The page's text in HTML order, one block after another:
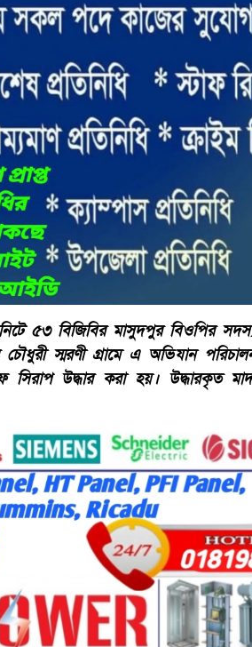
৫৩ বিজিবির মাসুদপুর বিওপির
স্মরণী গ্রামে এ অভিযান
উদ্ধার করা হয়। উদ্ধারকৃত